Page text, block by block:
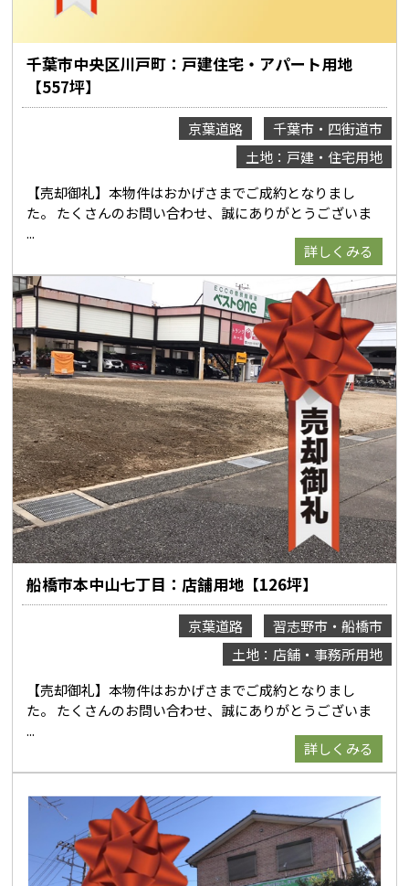
千葉市中央区川戸町：戸建住宅・アパート用地
【557坪】
京葉道路
千葉市・四街道市
土地：戸建・住宅用地
【売却御礼】本物件はおかげさまでご成約となりまし
た。 たくさんのお問い合わせ、誠にありがとうございま
詳しくみる
船橋市本中山七丁目：店舗用地【126坪】
京葉道路
習志野市・船橋市
土地：店舗・事務所用地
【売却御礼】本物件はおかげさまでご成約となりまし
た。 たくさんのお問い合わせ、誠にありがとうございま
詳しくみる